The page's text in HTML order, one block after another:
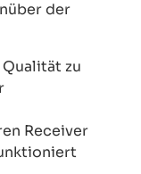
der
zu
Receiver